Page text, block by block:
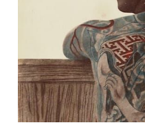
3 min read